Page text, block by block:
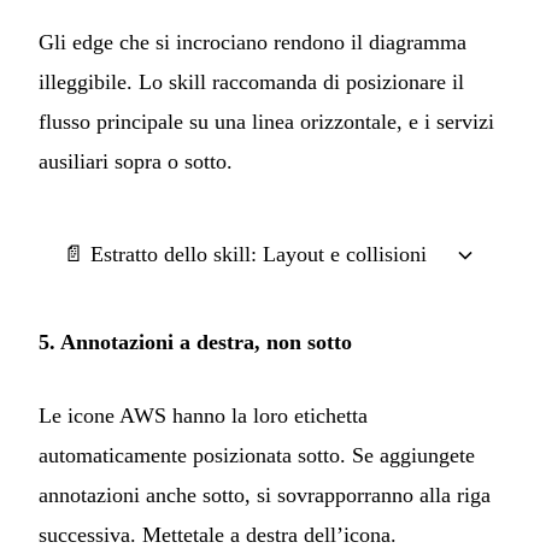
Gli edge che si incrociano rendono il diagramma
illeggibile. Lo skill raccomanda di posizionare il
flusso principale su una linea orizzontale, e i servizi
ausiliari sopra o sotto.
📄 Estratto dello skill: Layout e collisioni
5. Annotazioni a destra, non sotto
Le icone AWS hanno la loro etichetta
automaticamente posizionata sotto. Se aggiungete
annotazioni anche sotto, si sovrapporranno alla riga
successiva. Mettetale a destra dell’icona.